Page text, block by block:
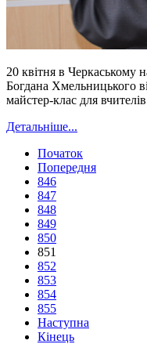
20 квітня в Черкаському
Богдана Хмельницького
майстер-клас для вчителів
Детальніше...
Початок
Попередня
846
847
848
849
850
851
852
853
854
855
Наступна
Кінець